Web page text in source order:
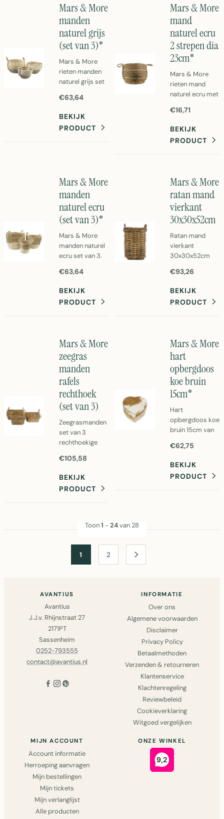
Mars & More
manden
naturel grijs
(set van 3)*
Mars & More
rieten manden
naturel grijs set
Handgeweven
trendy grijstint.
Perfect voor
per mand.
€63,64
BEKIJK
PRODUCT
Mars & More
mand
naturel ecru
2 strepen dia
23cm*
Mars & More
rieten mand
naturel ecru met
Diameter 23cm,
opberging en
decoratie.
€16,71
BEKIJK
PRODUCT
Mars & More
manden
naturel ecru
(set van 3)*
Mars & More
manden naturel
ecru set van 3.
opbergmanden
stijlvolle
opberging.
€63,64
BEKIJK
PRODUCT
Mars & More
ratan mand
vierkant
30x30x52cm
Ratan mand
vierkant
30x30x52cm
More. Natuurlijke
opbergmand in
bruin met ruim
opberging in
huis.
€93,26
BEKIJK
PRODUCT
Mars & More
zeegras
manden
rafels
rechthoek
(set van 3)
Zeegrasmanden
set van 3
rechthoekige
Perfect voor
decoratie.
Afmetingen
materiaal voor
look.
€105,58
BEKIJK
PRODUCT
Mars & More
hart
opbergdoos
koe bruin
15cm*
Hart
opbergdoos koe
bruin 15cm van
Schattige
koeienprint in
bruin, perfect
€62,75
BEKIJK
PRODUCT
Toon1 - 24van 28
1 2
AVANTIUS
Avantius
J.J.v. Rhijnstraat 27
2171PT
Sassenheim
0252-793555
contact@avantius.nl
INFORMATIE
Over ons
Algemene voorwaarden
Disclaimer
Privacy Policy
Betaalmethoden
Verzenden & retourneren
Klantenservice
Klachtenregeling
Reviewbeleid
Cookieverklaring
Witgoed vergelijken
MIJN ACCOUNT
Account informatie
Herroeping aanvragen
Mijn bestellingen
Mijn tickets
Mijn verlanglijst
Alle producten
ONZE WINKEL